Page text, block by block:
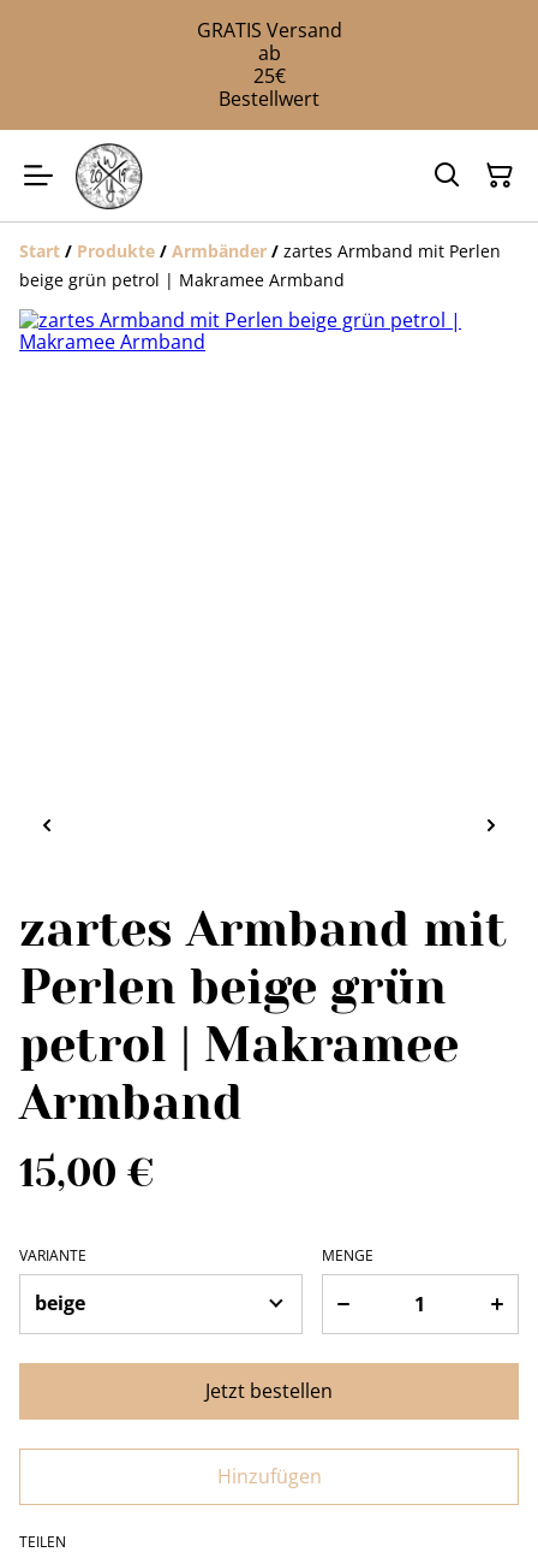
GRATIS Versand
ab
25€
Bestellwert
Start / Produkte / Armbänder / zartes Armband mit Perlen
beige grün petrol | Makramee Armband
zartes Armband mit
Perlen beige grün
petrol | Makramee
Armband
15,00 €
VARIANTE MENGE
Jetzt bestellen
Hinzufügen
TEILEN